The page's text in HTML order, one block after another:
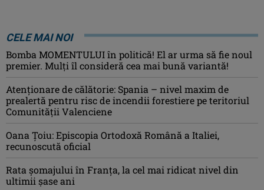
CELE MAI NOI
Bomba MOMENTULUI în politică! El ar urma să fie noul
premier. Mulți îl consideră cea mai bună variantă!
Atenţionare de călătorie: Spania – nivel maxim de
prealertă pentru risc de incendii forestiere pe teritoriul
Comunităţii Valenciene
Oana Ţoiu: Episcopia Ortodoxă Română a Italiei,
recunoscută oficial
Rata şomajului în Franța, la cel mai ridicat nivel din
ultimii şase ani